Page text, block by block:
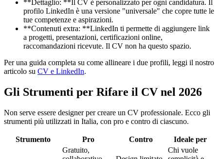
**Dettaglio: **Il CV è personalizzato per ogni candidatura. Il
profilo LinkedIn è una versione "universale" che copre tutte le
tue competenze e aspirazioni.
**Contenuti extra: **LinkedIn ti permette di aggiungere link
a progetti, presentazioni, certificazioni online,
raccomandazioni ricevute. Il CV non ha questo spazio.
Per una guida completa su come allineare i due profili, leggi il nostro
articolo su CV e LinkedIn.
Gli Strumenti per Rifare il CV nel 2026
Non serve essere designer per creare un CV professionale. Ecco gli
strumenti più utilizzati in Italia, con pro e contro di ciascuno.
Strumento Pro Contro Ideale per
Gratuito,
Chi vuole